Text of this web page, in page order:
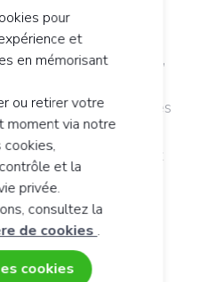
heures du matin et
moitié de la nuit. Aux
quand l'aube pointe,
du sommeil baisse
les taux des hormones
dont celui de la
leurs taux ne cessent
journée.
un manque
?
pour
et
en mémorisant
ou retirer votre
moment via notre
et la
privée.
consultez la
de cookies .
cookies